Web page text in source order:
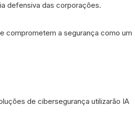
defensiva das corporações.
comprometem a segurança como um
de cibersegurança utilizarão IA